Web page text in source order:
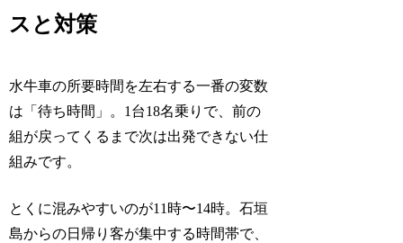
スと対策
水牛車の所要時間を左右する一番の変数
は「待ち時間」。1台18名乗りで、前の
組が戻ってくるまで次は出発できない仕
組みです。
とくに混みやすいのが11時〜14時。石垣
島からの日帰り客が集中する時間帯で、